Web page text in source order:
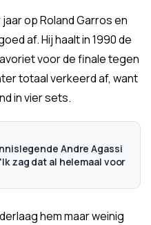
op Roland Garros en
af. Hij haalt in 1990 de
voor de finale tegen
totaal verkeerd af, want
in vier sets.
Andre Agassi
zag dat al helemaal voor
hem maar weinig